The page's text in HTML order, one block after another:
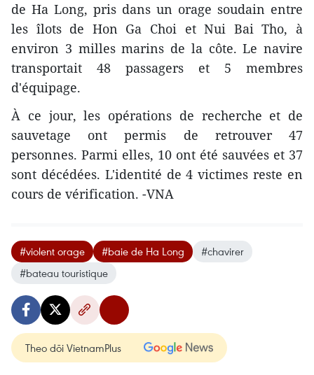
de Ha Long, pris dans un orage soudain entre
les îlots de Hon Ga Choi et Nui Bai Tho, à
environ 3 milles marins de la côte. Le navire
transportait 48 passagers et 5 membres
d'équipage.
À ce jour, les opérations de recherche et de
sauvetage ont permis de retrouver 47
personnes. Parmi elles, 10 ont été sauvées et 37
sont décédées. L'identité de 4 victimes reste en
cours de vérification. -VNA
#violent orage #baie de Ha Long
#chavirer
#bateau touristique
Theo dõi VietnamPlus